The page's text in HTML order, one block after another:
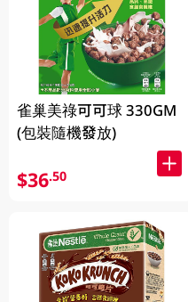
雀巢美祿可可球 330GM
(包裝隨機發放)
$36.50